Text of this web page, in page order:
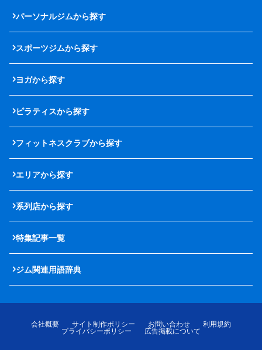
パーソナルジムから探す
スポーツジムから探す
ヨガから探す
ピラティスから探す
フィットネスクラブから探す
エリアから探す
系列店から探す
特集記事一覧
ジム関連用語辞典
会社概要 サイト制作ポリシー お問い合わせ
利用規約
プライバシーポリシー
広告掲載について